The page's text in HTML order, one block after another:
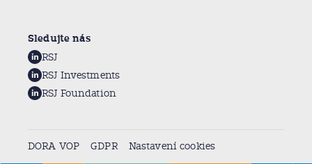
Sledujte nás
RSJ
RSJ Investments
RSJ Foundation
DORA VOP GDPR Nastavení cookies